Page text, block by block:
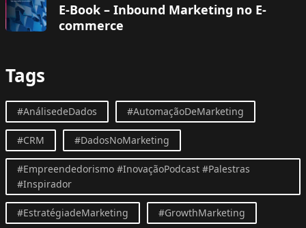
E-Book – Inbound Marketing no E-
commerce
Tags
#AnálisedeDados #AutomaçãoDeMarketing
#CRM #DadosNoMarketing
#Empreendedorismo #InovaçãoPodcast #Palestras
#Inspirador
#EstratégiadeMarketing #GrowthMarketing